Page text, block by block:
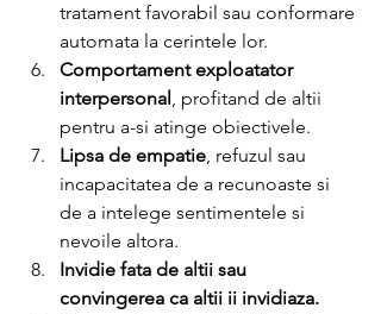
tratament favorabil sau conformare
automata la cerintele lor.
Comportament exploatator
interpersonal, profitand de altii
pentru a-si atinge obiectivele.
Lipsa de empatie, refuzul sau
incapacitatea de a recunoaste si
de a intelege sentimentele si
nevoile altora.
Invidie fata de altii sau
convingerea ca altii ii invidiaza.